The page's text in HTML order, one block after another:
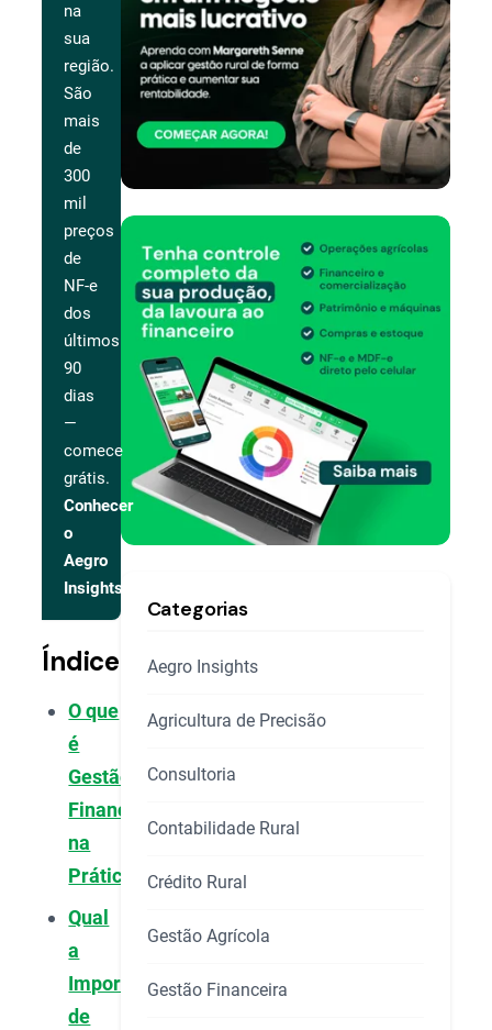
na
sua
região.
São
mais
de
300
mil
preços
de
NF-e
dos
últimos
90
dias
—
comece
grátis.
Conhecer
o
Aegro
Insights
Índice
O que
é
Gestão
Financeira
na
Prática?
Qual
a
Importância
de
Categorias
Aegro Insights
Agricultura de Precisão
Consultoria
Contabilidade Rural
Crédito Rural
Gestão Agrícola
Gestão Financeira